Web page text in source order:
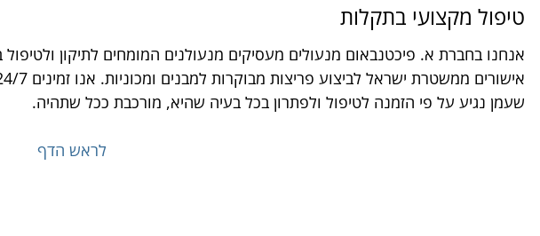
טיפול מקצועי בתקלות
אנחנו בחברת א. פיכטנבאום מנעולים מעסיקים מנעולנים המומחים לתיקון
שעמן נגיע על פי הזמנה לטיפול ולפתרון בכל בעיה שהיא, מורכבת ככל שתהיה.
לראש הדף